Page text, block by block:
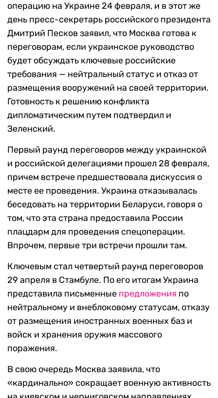
операцию на Украине 24 февраля, и в этот же
день пресс-секретарь российского президента
Дмитрий Песков заявил, что Москва готова к
переговорам, если украинское руководство
будет обсуждать ключевые российские
требования — нейтральный статус и отказ от
размещения вооружений на своей территории.
Готовность к решению конфликта
дипломатическим путем подтвердил и
Зеленский.
Первый раунд переговоров между украинской
и российской делегациями прошел 28 февраля,
причем встрече предшествовала дискуссия о
месте ее проведения. Украина отказывалась
беседовать на территории Беларуси, говоря о
том, что эта страна предоставила России
плацдарм для проведения спецоперации.
Впрочем, первые три встречи прошли там.
Ключевым стал четвертый раунд переговоров
29 апреля в Стамбуле. По его итогам Украина
представила письменные предложения по
нейтральному и внеблоковому статусам, отказу
от размещения иностранных военных баз и
войск и хранения оружия массового
поражения.
В свою очередь Москва заявила, что
«кардинально» сокращает военную активность